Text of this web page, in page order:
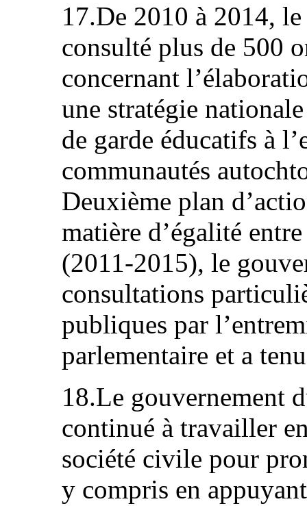
17.De 2010 à 2014,
consulté plus de 500
concernant
une stratégie
de garde éducatifs à
communautés
Deuxième plan
matière d’égalité
(2011-2015), le
consultations
publiques par
parlementaire et a
18.Le gouvernement
continué à travailler
société civile pour
y compris en